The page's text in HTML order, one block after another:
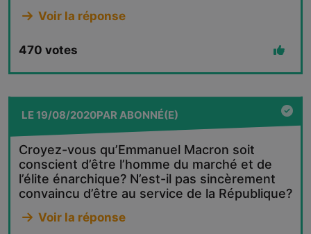
Voir la réponse
470 votes
LE19/08/2020PARABONNÉ(E)
Croyez-vous qu’Emmanuel Macron soit
conscient d’être l’homme du marché et de
l’élite énarchique? N’est-il pas sincèrement
convaincu d’être au service de la République?
Voir la réponse